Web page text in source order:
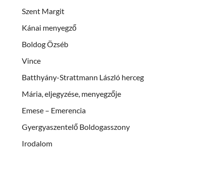
Szent Margit
Kánai menyegző
Boldog Özséb
Vince
Batthyány-Strattmann László herceg
Mária, eljegyzése, menyegzője
Emese – Emerencia
Gyergyaszentelő Boldogasszony
Irodalom